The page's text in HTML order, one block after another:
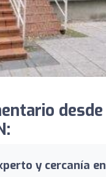
desde
y cercanía